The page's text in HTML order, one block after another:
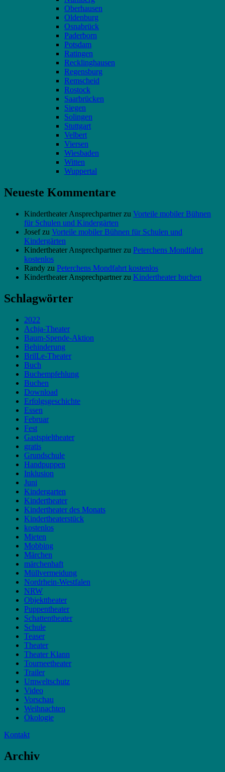
Oberhausen
Oldenburg
Osnabrück
Paderborn
Potsdam
Ratingen
Recklinghausen
Regensburg
Remscheid
Rostock
Saarbrücken
Siegen
Solingen
Stuttgart
Velbert
Viersen
Wiesbaden
Witten
Wuppertal
Neueste Kommentare
Kindertheater Ansprechpartner zu Vorteile mobiler Bühnen
für Schulen und Kindergärten
Josefzu Vorteile mobiler Bühnen für Schulen und
Kindergärten
Kindertheater Ansprechpartner zu Peterchens Mondfahrt
kostenlos
Randy zu Peterchens Mondfahrt kostenlos
Kindertheater Ansprechpartner zu Kindertheater buchen
Schlagwörter
2022
Achja-Theater
Baum-Spende-Aktion
Behinderung
BrilLe-Theater
Buch
Buchempfehlung
Buchen
Download
Erfolgsgeschichte
Essen
Februar
Fest
Gastspieltheater
gratis
Grundschule
Handpuppen
Inklusion
Juni
Kindergarten
Kindertheater
Kindertheater des Monats
Kindertheaterstück
kostenlos
Mieten
Mobbing
Märchen
märchenhaft
Müllvermeidung
Nordrhein-Westfalen
NRW
Objekttheater
Puppentheater
Schattentheater
Schule
Teaser
Theater
Theater Klann
Tourneetheater
Trailer
Umweltschutz
Video
Vorschau
Weihnachten
Ökologie
Kontakt
Archiv